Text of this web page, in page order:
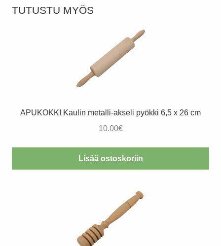
TUTUSTU MYÖS
APUKOKKI Kaulin metalli-akseli pyökki 6,5 x 26 cm
10.00€
Lisää ostoskoriin